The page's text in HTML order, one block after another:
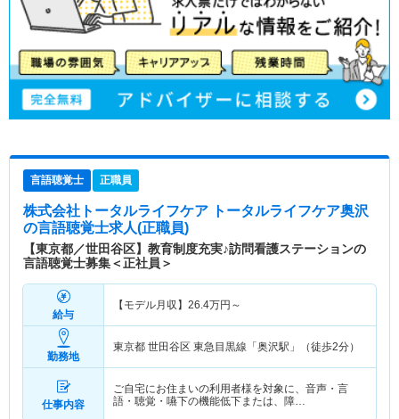
言語聴覚士 正職員
株式会社トータルライフケア トータルライフケア奥沢
の言語聴覚士求人(正職員)
【東京都／世田谷区】教育制度充実♪訪問看護ステーションの
言語聴覚士募集＜正社員＞
給与
【モデル月収】 26.4万円～
勤務地
東京都 世田谷区 東急目黒線「奥沢駅」（徒歩2分）
仕事内容
ご自宅にお住まいの利用者様を対象に、音声・言
語・聴覚・嚥下の機能低下または、障…